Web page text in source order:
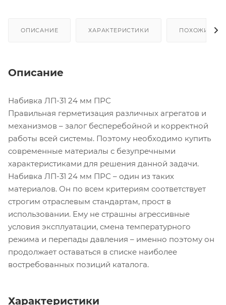
ОПИСАНИЕ ХАРАКТЕРИСТИКИ ПОХОЖИЕ
Описание
Набивка ЛП-31 24 мм ПРС
Правильная герметизация различных агрегатов и
механизмов – залог бесперебойной и корректной
работы всей системы. Поэтому необходимо купить
современные материалы с безупречными
характеристиками для решения данной задачи.
Набивка ЛП-31 24 мм ПРС – один из таких
материалов. Он по всем критериям соответствует
строгим отраслевым стандартам, прост в
использовании. Ему не страшны агрессивные
условия эксплуатации, смена температурного
режима и перепады давления – именно поэтому он
продолжает оставаться в списке наиболее
востребованных позиций каталога.
Характеристики